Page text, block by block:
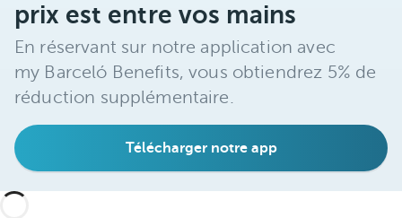
prix est entre vos mains
En réservant sur notre application avec
my Barceló Benefits, vous obtiendrez 5% de
réduction supplémentaire.
Télécharger notre app